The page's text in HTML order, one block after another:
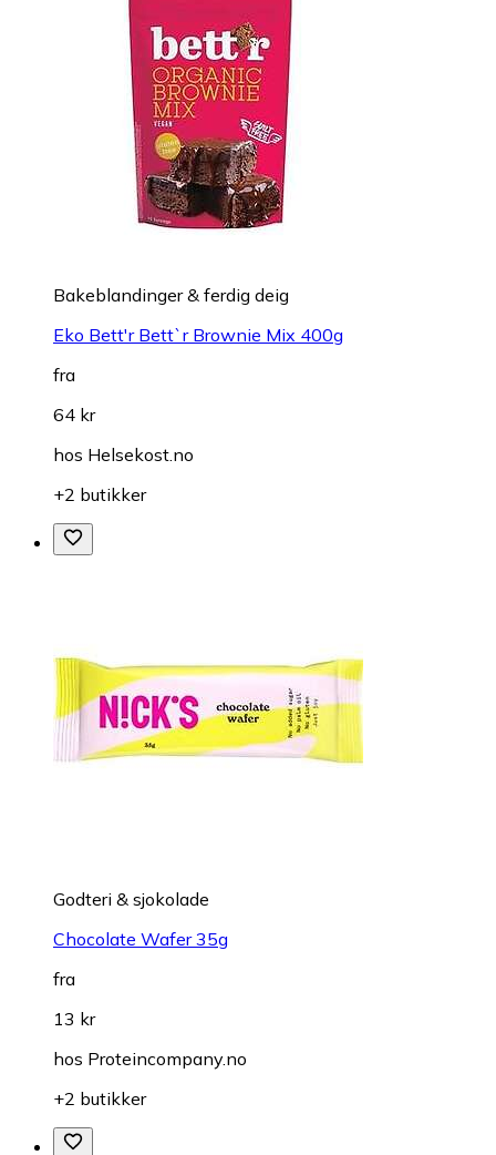
Bakeblandinger & ferdig deig
Eko Bett'r Bett`r Brownie Mix 400g
fra
64 kr
hos Helsekost.no
+2 butikker
Godteri & sjokolade
Chocolate Wafer 35g
fra
13 kr
hos Proteincompany.no
+2 butikker